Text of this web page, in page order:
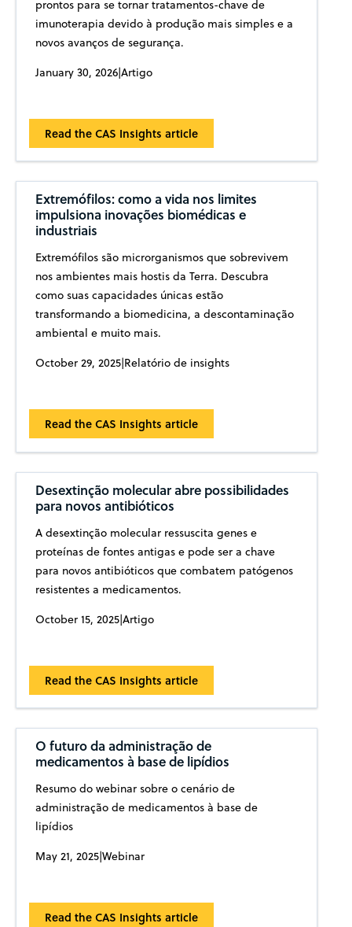
prontos para se tornar tratamentos-chave de
imunoterapia devido à produção mais simples e a
novos avanços de segurança.
January 30, 2026|Artigo
Read the CAS Insights article
Extremófilos: como a vida nos limites
impulsiona inovações biomédicas e
industriais
Extremófilos são microrganismos que sobrevivem
nos ambientes mais hostis da Terra. Descubra
como suas capacidades únicas estão
transformando a biomedicina, a descontaminação
ambiental e muito mais.
October 29, 2025|Relatório de insights
Read the CAS Insights article
Desextinção molecular abre possibilidades
para novos antibióticos
A desextinção molecular ressuscita genes e
proteínas de fontes antigas e pode ser a chave
para novos antibióticos que combatem patógenos
resistentes a medicamentos.
October 15, 2025|Artigo
Read the CAS Insights article
O futuro da administração de
medicamentos à base de lipídios
Resumo do webinar sobre o cenário de
administração de medicamentos à base de
lipídios
May 21, 2025|Webinar
Read the CAS Insights article